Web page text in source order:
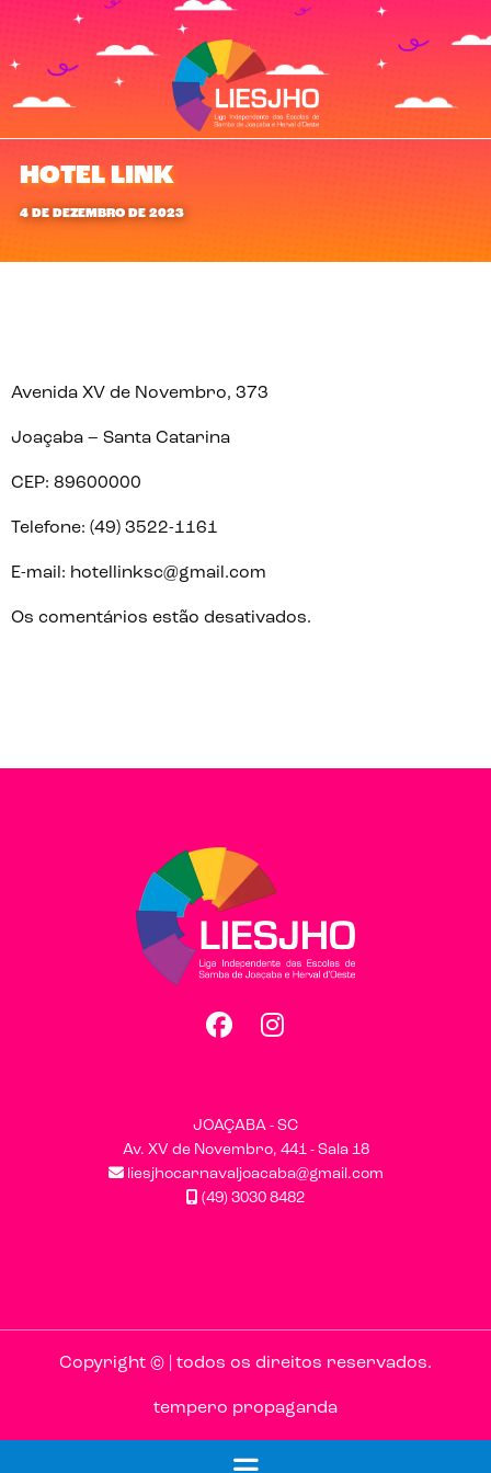
HOTEL LINK
4 DE DEZEMBRO DE 2023
Avenida XV de Novembro, 373
Joaçaba – Santa Catarina
CEP: 89600000
Telefone: (49) 3522-1161
E-mail: hotellinksc@gmail.com
Os comentários estão desativados.
Instagram
JOAÇABA - SC
Av. XV de Novembro, 441 - Sala 18
liesjhocarnavaljoacaba@gmail.com
(49) 3030 8482
Copyright © | todos os direitos reservados.
tempero propaganda